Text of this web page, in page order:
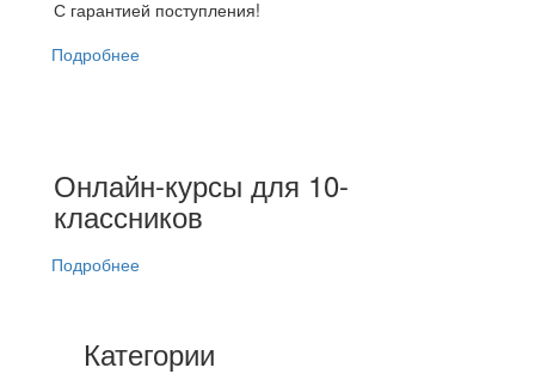
С гарантией поступления!
Подробнее
Онлайн-курсы для 10-
классников
Подробнее
Категории